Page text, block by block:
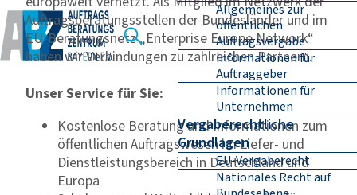
Allgemeines zur
öffentlichen
Auftragsvergabe
Informationen für
Auftraggeber
Informationen für
Unternehmen
Vergaberechtliche
Grundlagen
EU-Vergaberecht
Nationales Recht auf
Auftragsberatungsstellen der Bundesländer und im
EU-Beratungsnetz „Enterprise Europe Network“
haben wir Verbindungen zu zahlreichen Partnern.
Unser Service für Sie:
Kostenlose Beratung und Informationen zum
öffentlichen Auftragswesen im Liefer- und
Dienstleistungsbereich in Deutschland und
Europa